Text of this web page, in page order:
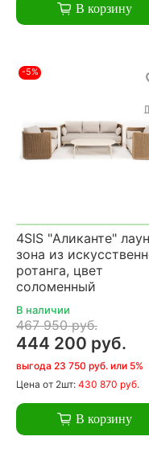
В корзину
-5%
4SIS "Аликанте"
зона из
ротанга, цвет
соломенный
В наличии
467 950 руб.
444 200 руб.
выгода 23 750 руб. или 5%
Цена от 2шт: 430 870 руб.
В корзину